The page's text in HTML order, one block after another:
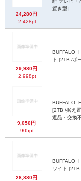
24,280円
2,428pt
置き型]
29,980円
2,998pt
BUFFALO
ト [2TB /ポ
9,050円
905pt
BUFFALO
[2TB /据え
返品・交換不
28,880円
BUFFALO
ワイト [2TB